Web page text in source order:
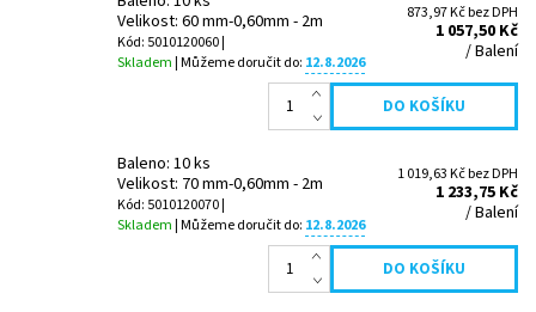
Velikost: 60 mm-0,60mm - 2m
Kód: 5010120060 |
Skladem| Můžeme doručit do: 12.8.2026
873,97 Kč bez DPH
1 057,50 Kč
/ Balení
Baleno: 10 ks
Velikost: 70 mm-0,60mm - 2m
Kód: 5010120070 |
Skladem| Můžeme doručit do: 12.8.2026
1 019,63 Kč bez DPH
1 233,75 Kč
/ Balení